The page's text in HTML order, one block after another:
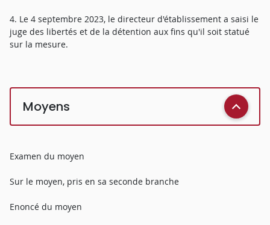
4. Le 4 septembre 2023, le directeur d'établissement a saisi le
juge des libertés et de la détention aux fins qu'il soit statué
sur la mesure.
Moyens
Examen du moyen
Sur le moyen, pris en sa seconde branche
Enoncé du moyen